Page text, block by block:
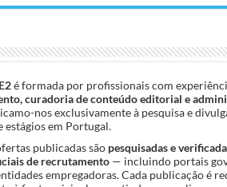
é formada por profissionais com
curadoria de conteúdo editorial e
nos exclusivamente à pesquisa e
estágios em Portugal.
publicadas são pesquisadas e
de recrutamento— incluindo portais
empregadoras. Cada publicação é